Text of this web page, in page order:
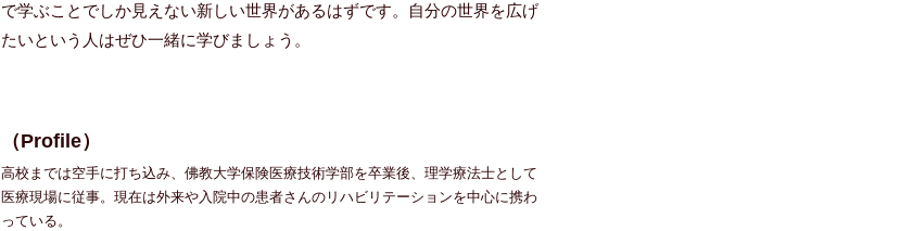
で学ぶことでしか見えない新しい世界があるはずです。自分の世界を広げ
たいという人はぜひ一緒に学びましょう。
（Profile）
高校までは空手に打ち込み、佛教大学保険医療技術学部を卒業後、理学療法士として
医療現場に従事。現在は外来や入院中の患者さんのリハビリテーションを中心に携わ
っている。